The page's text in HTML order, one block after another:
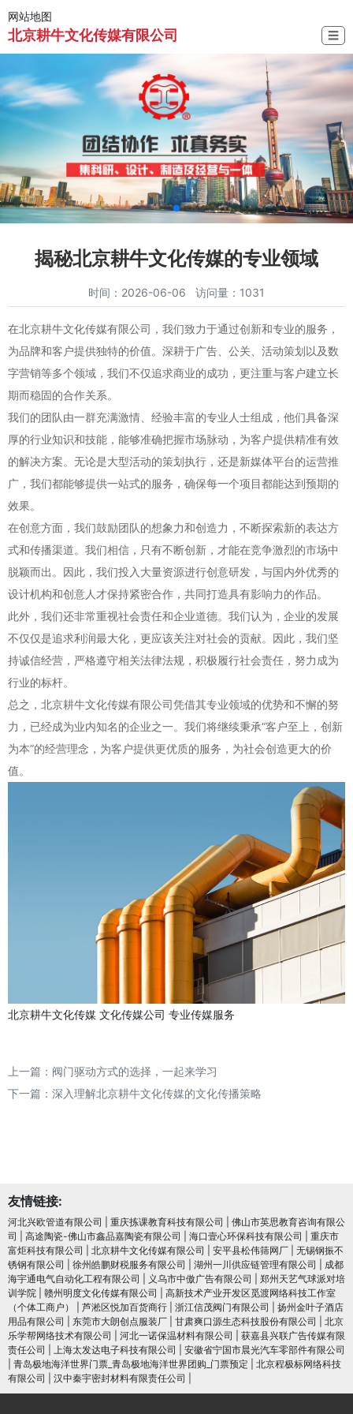
网站地图
北京耕牛文化传媒有限公司 ☰
揭秘北京耕牛文化传媒的专业领域
时间：2026-06-06 访问量：1031
在北京耕牛文化传媒有限公司，我们致力于通过创新和专业的服务，
为品牌和客户提供独特的价值。深耕于广告、公关、活动策划以及数
字营销等多个领域，我们不仅追求商业的成功，更注重与客户建立长
期而稳固的合作关系。
我们的团队由一群充满激情、经验丰富的专业人士组成，他们具备深
厚的行业知识和技能，能够准确把握市场脉动，为客户提供精准有效
的解决方案。无论是大型活动的策划执行，还是新媒体平台的运营推
广，我们都能够提供一站式的服务，确保每一个项目都能达到预期的
效果。
在创意方面，我们鼓励团队的想象力和创造力，不断探索新的表达方
式和传播渠道。我们相信，只有不断创新，才能在竞争激烈的市场中
脱颖而出。因此，我们投入大量资源进行创意研发，与国内外优秀的
设计机构和创意人才保持紧密合作，共同打造具有影响力的作品。
此外，我们还非常重视社会责任和企业道德。我们认为，企业的发展
不仅仅是追求利润最大化，更应该关注对社会的贡献。因此，我们坚
持诚信经营，严格遵守相关法律法规，积极履行社会责任，努力成为
行业的标杆。
总之，北京耕牛文化传媒有限公司凭借其专业领域的优势和不懈的努
力，已经成为业内知名的企业之一。我们将继续秉承“客户至上，创新
为本”的经营理念，为客户提供更优质的服务，为社会创造更大的价
值。
北京耕牛文化传媒 文化传媒公司 专业传媒服务
上一篇： 阀门驱动方式的选择，一起来学习
下一篇： 深入理解北京耕牛文化传媒的文化传播策略
友情链接:
河北兴欧管道有限公司 重庆拣课教育科技有限公司
佛山市英思教育咨询有限公
司
高途陶瓷-佛山市鑫品嘉陶瓷有限公司 海口壹心环保科技有限公司
重庆市
富炬科技有限公司
北京耕牛文化传媒有限公司 安平县松伟筛网厂
无锡钢振不
锈钢有限公司
徐州皓鹏财税服务有限公司 湖州一川供应链管理有限公司
成都
海宇通电气自动化工程有限公司
义乌市中傲广告有限公司
郑州天艺气球派对培
训学院
赣州明度文化传媒有限公司
高新技术产业开发区觅渡网络科技工作室
（个体工商户）
芦淞区悦加百货商行 浙江信茂阀门有限公司
扬州金叶子酒店
用品有限公司
东莞市大朗创点服装厂 甘肃爽口源生态科技股份有限公司
北京
乐学帮网络技术有限公司
河北一诺保温材料有限公司
获嘉县兴联广告传媒有限
责任公司
上海太发达电子科技有限公司
安徽省宁国市晨光汽车零部件有限公司
青岛极地海洋世界门票_青岛极地海洋世界团购_门票预定
北京程极标网络科技
有限公司
汉中秦宇密封材料有限责任公司